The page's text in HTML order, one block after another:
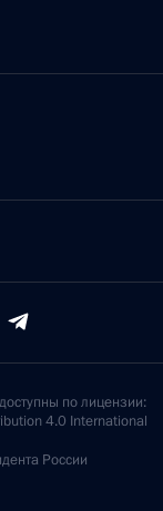
по лицензии:
4.0 International
России